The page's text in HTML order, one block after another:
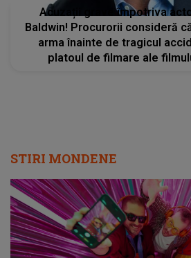
Acuzații grave împotriva
Baldwin! Procurorii consideră
arma înainte de tragicul
platoul de filmare ale
STIRI MONDENE